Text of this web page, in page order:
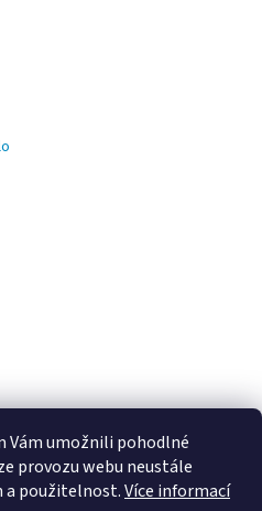
Vám umožnili pohodlné
provozu webu neustále
a použitelnost.Více informací